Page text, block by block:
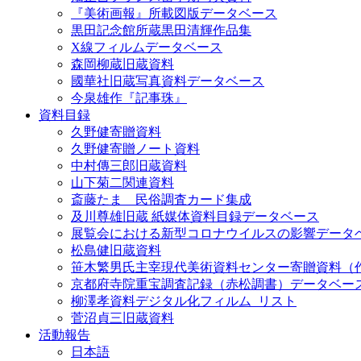
『美術画報』所載図版データベース
黒田記念館所蔵黒田清輝作品集
X線フィルムデータベース
森岡柳蔵旧蔵資料
國華社旧蔵写真資料データベース
今泉雄作『記事珠』
資料目録
久野健寄贈資料
久野健寄贈ノート資料
中村傳三郎旧蔵資料
山下菊二関連資料
斎藤たま 民俗調査カード集成
及川尊雄旧蔵 紙媒体資料目録データベース
展覧会における新型コロナウイルスの影響データ
松島健旧蔵資料
笹木繁男氏主宰現代美術資料センター寄贈資料（
京都府寺院重宝調査記録（赤松調書）データベー
柳澤孝資料デジタル化フィルム_リスト
菅沼貞三旧蔵資料
活動報告
日本語